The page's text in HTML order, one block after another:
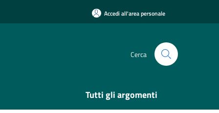
Accedi all'area personale
Cerca
Tutti gli argomenti